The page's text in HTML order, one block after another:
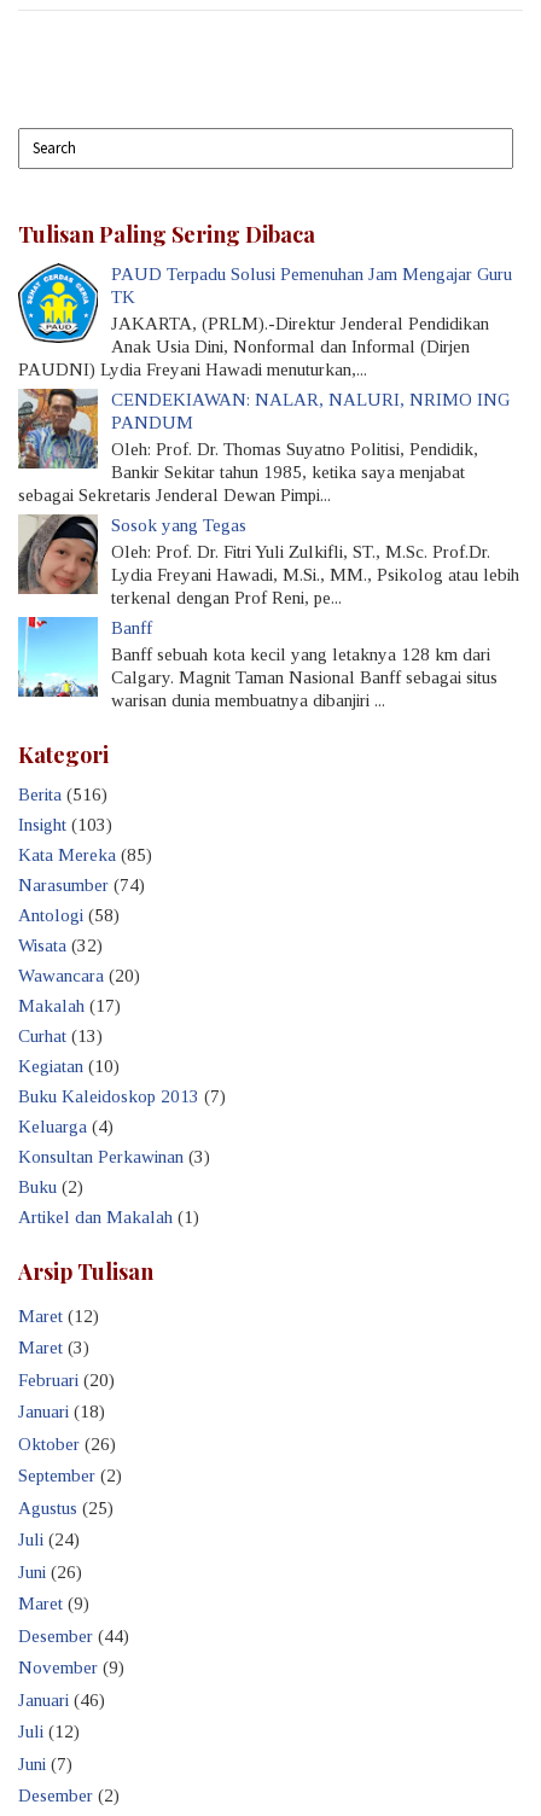
Tulisan Paling Sering Dibaca
PAUD Terpadu Solusi Pemenuhan Jam Mengajar Guru
TK
JAKARTA, (PRLM).-Direktur Jenderal Pendidikan
Anak Usia Dini, Nonformal dan Informal (Dirjen
PAUDNI) Lydia Freyani Hawadi menuturkan,...
CENDEKIAWAN: NALAR, NALURI, NRIMO ING
PANDUM
Oleh: Prof. Dr. Thomas Suyatno Politisi, Pendidik,
Bankir Sekitar tahun 1985, ketika saya menjabat
sebagai Sekretaris Jenderal Dewan Pimpi...
Sosok yang Tegas
Oleh: Prof. Dr. Fitri Yuli Zulkifli, ST., M.Sc. Prof.Dr.
Lydia Freyani Hawadi, M.Si., MM., Psikolog atau lebih
terkenal dengan Prof Reni, pe...
Banff
Banff sebuah kota kecil yang letaknya 128 km dari
Calgary. Magnit Taman Nasional Banff sebagai situs
warisan dunia membuatnya dibanjiri ...
Kategori
Berita (516)
Insight (103)
Kata Mereka (85)
Narasumber (74)
Antologi (58)
Wisata (32)
Wawancara (20)
Makalah (17)
Curhat (13)
Kegiatan (10)
Buku Kaleidoskop 2013 (7)
Keluarga (4)
Konsultan Perkawinan (3)
Buku (2)
Artikel dan Makalah (1)
Arsip Tulisan
Maret (12)
Maret (3)
Februari (20)
Januari (18)
Oktober (26)
September (2)
Agustus (25)
Juli (24)
Juni (26)
Maret (9)
Desember (44)
November (9)
Januari (46)
Juli (12)
Juni (7)
Desember (2)